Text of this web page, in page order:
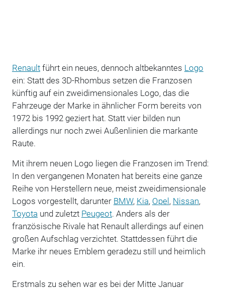
Renaultführt ein neues, dennoch altbekanntes Logo
ein: Statt des 3D-Rhombus setzen die Franzosen
künftig auf ein zweidimensionales Logo, das die
Fahrzeuge der Marke in ähnlicher Form bereits von
1972 bis 1992 geziert hat. Statt vier bilden nun
allerdings nur noch zwei Außenlinien die markante
Raute.
Mit ihrem neuen Logo liegen die Franzosen im Trend:
In den vergangenen Monaten hat bereits eine ganze
Reihe von Herstellern neue, meist zweidimensionale
Logos vorgestellt, darunter BMW, Kia, Opel, Nissan,
Toyota und zuletzt Peugeot. Anders als der
französische Rivale hat Renault allerdings auf einen
großen Aufschlag verzichtet. Stattdessen führt die
Marke ihr neues Emblem geradezu still und heimlich
ein.
Erstmals zu sehen war es bei der Mitte Januar